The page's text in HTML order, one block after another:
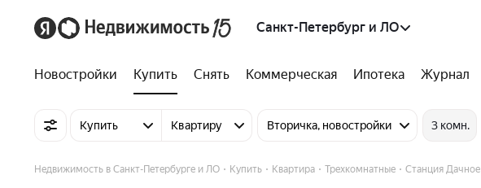
Санкт-Петербург и ЛО
Новостройки Купить Снять Коммерческая Ипотека Журнал
Купить Квартиру Вторичка, новостройки 3 комн.
Недвижимость в Санкт-Петербурге и ЛО Купить Квартира Трехкомнатные Станция Дачное